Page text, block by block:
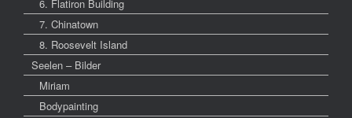
6. Flatiron Building
7. Chinatown
8. Roosevelt Island
Seelen – Bilder
Miriam
Bodypainting